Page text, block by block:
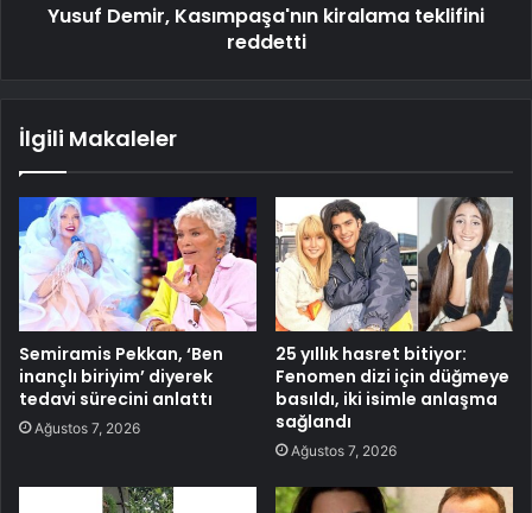
Yusuf Demir, Kasımpaşa'nın kiralama teklifini
reddetti
İlgili Makaleler
Semiramis Pekkan, ‘Ben
inançlı biriyim’ diyerek
tedavi sürecini anlattı
Ağustos 7, 2026
25 yıllık hasret bitiyor:
Fenomen dizi için düğmeye
basıldı, iki isimle anlaşma
sağlandı
Ağustos 7, 2026